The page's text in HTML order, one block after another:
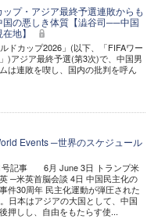
ップ・アジア最終予選連敗からも
国の悪しき体質【澁谷司──中国
地】
ルドカップ2026」(以下、「FIFAワー
)アジア最終予選(第3次)で、中国男
は連敗を喫し、国内の批判を呼ん
Events ─世界のスケジュール
号記事 6月 June 3日 トランプ米
─米英首脳会談 4日 中国民主化の
件30周年 民主化運動が弾圧された
日本はアジアの大国として、中国
押しし、自由をもたらす使...